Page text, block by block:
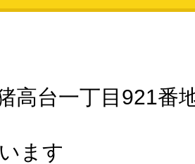
高台一丁目921番
ます